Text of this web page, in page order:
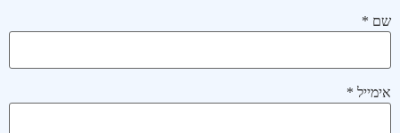
שם *
אימייל *